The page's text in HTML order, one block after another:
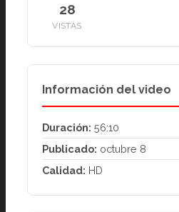
28
VISTAS
Información del video
Duración: 56:10
Publicado: octubre 8
Calidad: HD